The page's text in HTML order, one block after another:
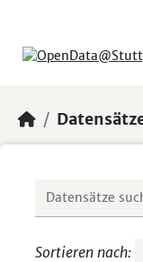
Sortieren nach